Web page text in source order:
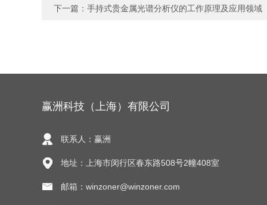
下一篇： 手持式贵金属光谱分析仪的工作原理及应用领域
赢洲科技（上海）有限公司
联系人：赢洲
地址：上海市闵行区春东路508号2幢408室
邮箱：winzoner@winzoner.com